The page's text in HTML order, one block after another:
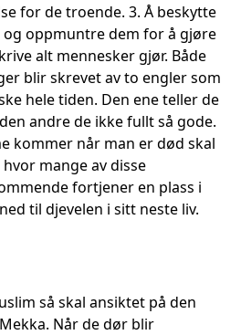
for de troende. 3. Å beskytte
og oppmuntre dem for å gjøre
alt mennesker gjør. Både
blir skrevet av to engler som
hele tiden. Den ene teller de
andre de ikke fullt så gode.
kommer når man er død skal
mange av disse
fortjener en plass i
til djevelen i sitt neste liv.
så skal ansiktet på den
Når de dør blir